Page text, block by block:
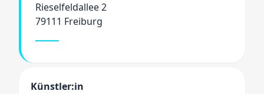
Rieselfeldallee 2
79111 Freiburg
Künstler:in